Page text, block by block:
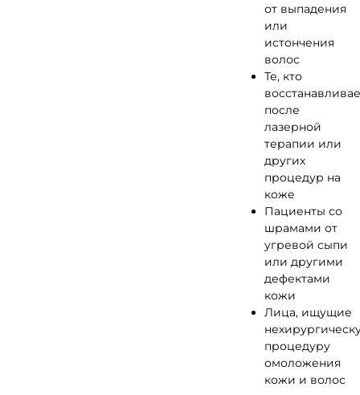
от выпадения
или
истончения
волос
Те, кто
после
лазерной
терапии или
других
процедур на
коже
Пациенты со
шрамами от
угревой сыпи
или другими
дефектами
кожи
Лица, ищущие
процедуру
омоложения
кожи и волос